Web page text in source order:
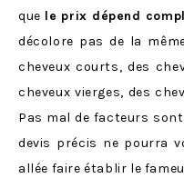
que le prix dépend
décolore pas de la
cheveux courts, des
cheveux vierges, des
Pas mal de facteurs
devis précis ne pourra
allée faire établir le